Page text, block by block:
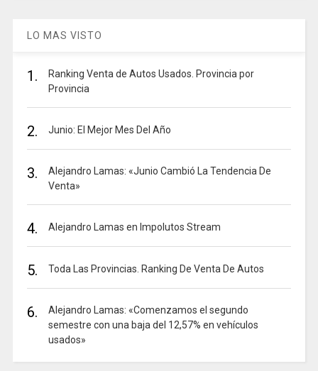
LO MAS VISTO
1.
Ranking Venta de Autos Usados. Provincia por
Provincia
2. Junio: El Mejor Mes Del Año
3.
Alejandro Lamas: «Junio Cambió La Tendencia De
Venta»
4. Alejandro Lamas en Impolutos Stream
5. Toda Las Provincias. Ranking De Venta De Autos
6.
Alejandro Lamas: «Comenzamos el segundo
semestre con una baja del 12,57% en vehículos
usados»